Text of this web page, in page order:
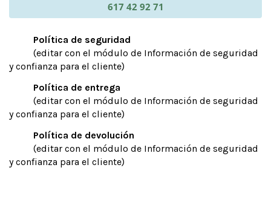
617 42 92 71
Política de seguridad
(editar con el módulo de Información de seguridad
y confianza para el cliente)
Política de entrega
(editar con el módulo de Información de seguridad
y confianza para el cliente)
Política de devolución
(editar con el módulo de Información de seguridad
y confianza para el cliente)